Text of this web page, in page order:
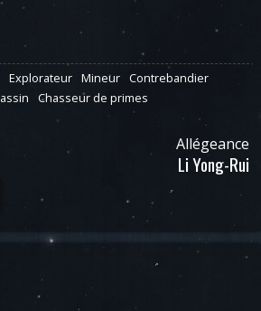
Explorateur Mineur Contrebandier
Chasseur de primes
Allégeance
Li Yong-Rui